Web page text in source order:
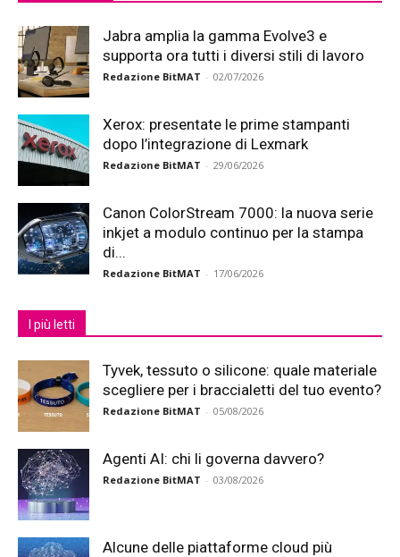
Jabra amplia la gamma Evolve3 e
supporta ora tutti i diversi stili di lavoro
Redazione BitMAT - 02/07/2026
Xerox: presentate le prime stampanti
dopo l’integrazione di Lexmark
Redazione BitMAT - 29/06/2026
Canon ColorStream 7000: la nuova serie
inkjet a modulo continuo per la stampa
di...
Redazione BitMAT - 17/06/2026
I più letti
Tyvek, tessuto o silicone: quale materiale
scegliere per i braccialetti del tuo evento?
Redazione BitMAT - 05/08/2026
Agenti AI: chi li governa davvero?
Redazione BitMAT - 03/08/2026
Alcune delle piattaforme cloud più